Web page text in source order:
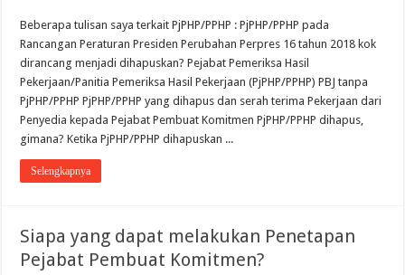
Beberapa tulisan saya terkait PjPHP/PPHP : PjPHP/PPHP pada
Rancangan Peraturan Presiden Perubahan Perpres 16 tahun 2018 kok
dirancang menjadi dihapuskan? Pejabat Pemeriksa Hasil
Pekerjaan/Panitia Pemeriksa Hasil Pekerjaan (PjPHP/PPHP) PBJ tanpa
PjPHP/PPHP PjPHP/PPHP yang dihapus dan serah terima Pekerjaan dari
Penyedia kepada Pejabat Pembuat Komitmen PjPHP/PPHP dihapus,
gimana? Ketika PjPHP/PPHP dihapuskan ...
Selengkapnya
Siapa yang dapat melakukan Penetapan
Pejabat Pembuat Komitmen?